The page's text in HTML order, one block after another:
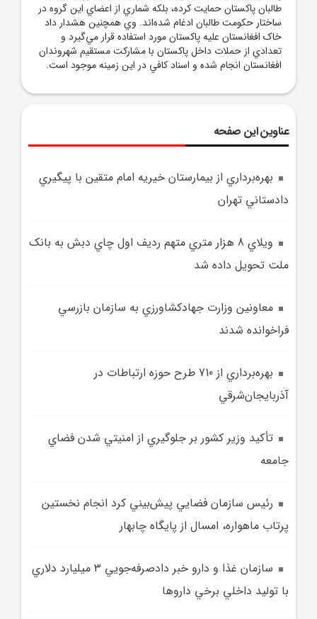
طالبان پاکستان حمايت کرده‌، بلکه شماري از اعضاي اين گروه در
ساختار حکومت طالبان ادغام شده‌اند. وي همچنين هشدار داد
خاک افغانستان عليه پاکستان مورد استفاده قرار مي‌گيرد و
تعدادي از حملات داخل پاکستان با مشارکت مستقيم شهروندان
افغانستان انجام شده و اسناد کافي در اين زمينه موجود است.
عناوین این صفحه
بهره‌برداري از بيمارستان خيريه امام متقين با پيگيري
دادستاني تهران
ويلاي 8 هزار متري متهم رديف اول چاي دبش به بانک
ملت تحويل داده شد
معاونين وزارت جهادکشاورزي به سازمان بازرسي
فراخوانده شدند
بهره‌برداري از 710 طرح حوزه ارتباطات در
آذربايجان‌شرقي
تأکيد وزير کشور بر جلوگيري از امنيتي شدن فضاي
جامعه
رئيس سازمان فضايي پيش‌بيني کرد انجام نخستين
پرتاب ماهواره، امسال از پايگاه چابهار
سازمان غذا و دارو خبر دادصرفه‌جويي 3 ميليارد دلاري
با توليد داخلي برخي داروها